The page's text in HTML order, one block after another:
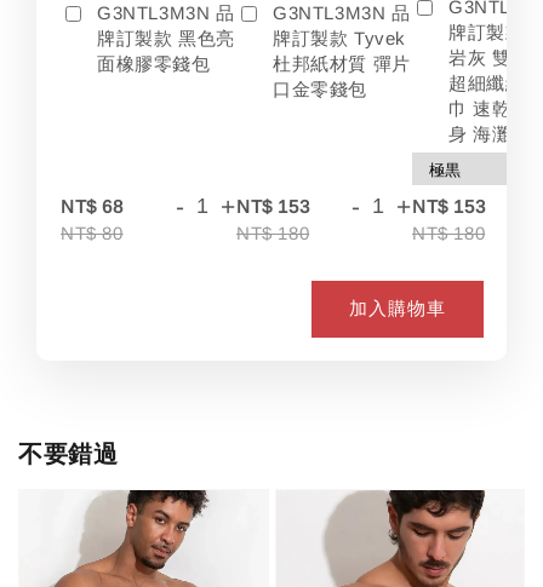
G3NTL3M3N 品
牌訂製款 黑色亮
面橡膠零錢包
NT$ 68
NT$ 80
- +
G3NTL3M3N 品
牌訂製款 Tyvek
杜邦紙材質 彈片
口金零錢包
NT$ 153
NT$ 180
- +
牌訂製款
岩灰 雙色
超細纖維
巾 速乾 吸
身 海灘
NT$ 153
NT$ 180
加入購物車
不要錯過